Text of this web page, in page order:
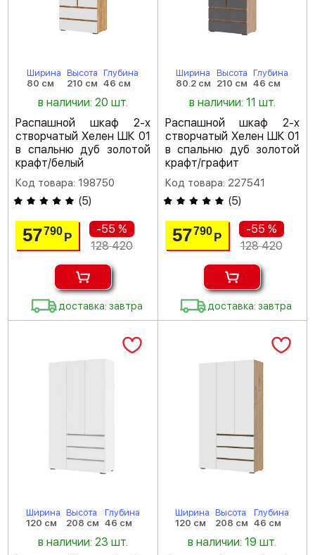
Ширина
80 см
Высота
210 см
Глубина
46 см
в наличии: 20 шт.
Распашной шкаф 2-х
створчатый Хелен ШК 01
в спальню дуб золотой
крафт/белый
Код товара: 198750
(5)
57790Р
-55 %
128 420
доставка: завтра
Ширина
80.2 см
Высота
210 см
Глубина
46 см
в наличии: 11 шт.
Распашной шкаф 2-х
створчатый Хелен ШК 01
в спальню дуб золотой
крафт/графит
Код товара: 227541
(5)
57790 Р
-55 %
128 420
доставка: завтра
Ширина
120 см
Высота
208 см
Глубина
46 см
в наличии: 23 шт.
Ширина
120 см
Высота
208 см
Глубина
46 см
в наличии: 19 шт.